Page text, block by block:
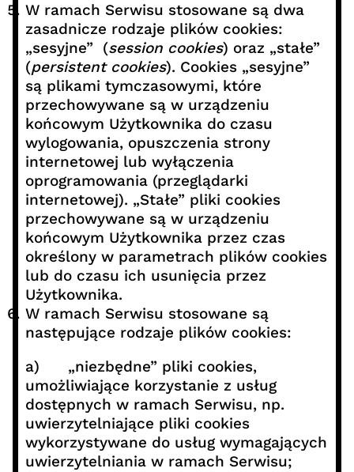
W ramach Serwisu stosowane są dwa
zasadnicze rodzaje plików cookies:
„sesyjne” (session cookies) oraz „stałe”
(persistent cookies). Cookies „sesyjne”
są plikami tymczasowymi, które
przechowywane są w urządzeniu
końcowym Użytkownika do czasu
wylogowania, opuszczenia strony
internetowej lub wyłączenia
oprogramowania (przeglądarki
internetowej). „Stałe” pliki cookies
przechowywane są w urządzeniu
końcowym Użytkownika przez czas
określony w parametrach plików cookies
lub do czasu ich usunięcia przez
Użytkownika.
W ramach Serwisu stosowane są
następujące rodzaje plików cookies:
a) „niezbędne” pliki cookies,
umożliwiające korzystanie z usług
dostępnych w ramach Serwisu, np.
uwierzytelniające pliki cookies
wykorzystywane do usług wymagających
uwierzytelniania w ramach Serwisu;